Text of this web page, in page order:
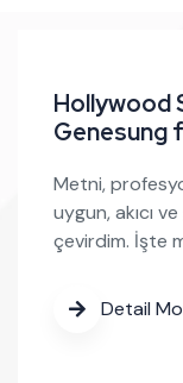
Hollywood
Genesung
Metni,
uygun, akıcı
çevirdim. İşte
Detail